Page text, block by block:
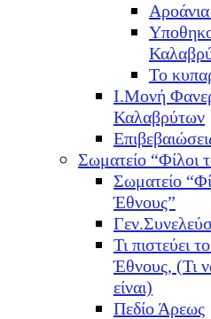
Το
Ι.Μονή
Καλαβρύτων
Σωματείο “Φίλοι
Σωματείο
Έθνους”
Τι πιστεύει
Έθνους, (Τι
είναι)
Πεδίο Άρεως